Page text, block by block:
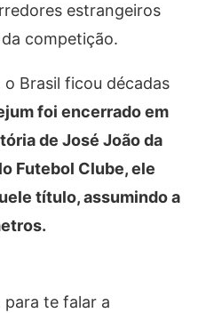
estrangeiros
competição.
Brasil ficou décadas
foi encerrado em
de José João da
Futebol Clube, ele
título, assumindo a
para te falar a